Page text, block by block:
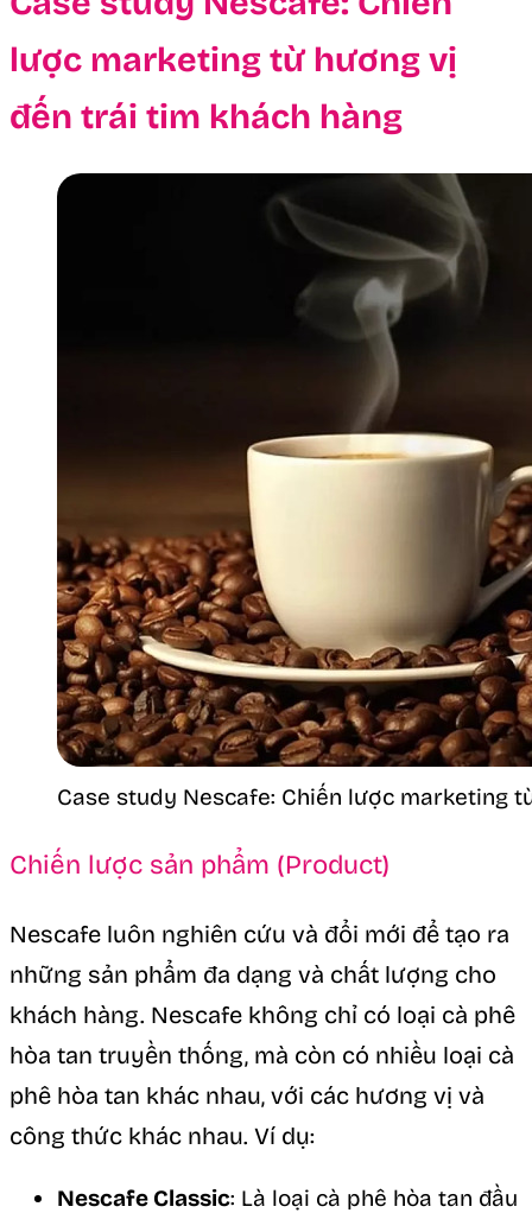
lược marketing từ hương vị
đến trái tim khách hàng
Case study Nescafe: Chiến lược marketing
Chiến lược sản phẩm (Product)
Nescafe luôn nghiên cứu và đổi mới để tạo ra
những sản phẩm đa dạng và chất lượng cho
khách hàng. Nescafe không chỉ có loại cà phê
hòa tan truyền thống, mà còn có nhiều loại cà
phê hòa tan khác nhau, với các hương vị và
công thức khác nhau. Ví dụ:
Nescafe Classic: Là loại cà phê hòa tan đầu